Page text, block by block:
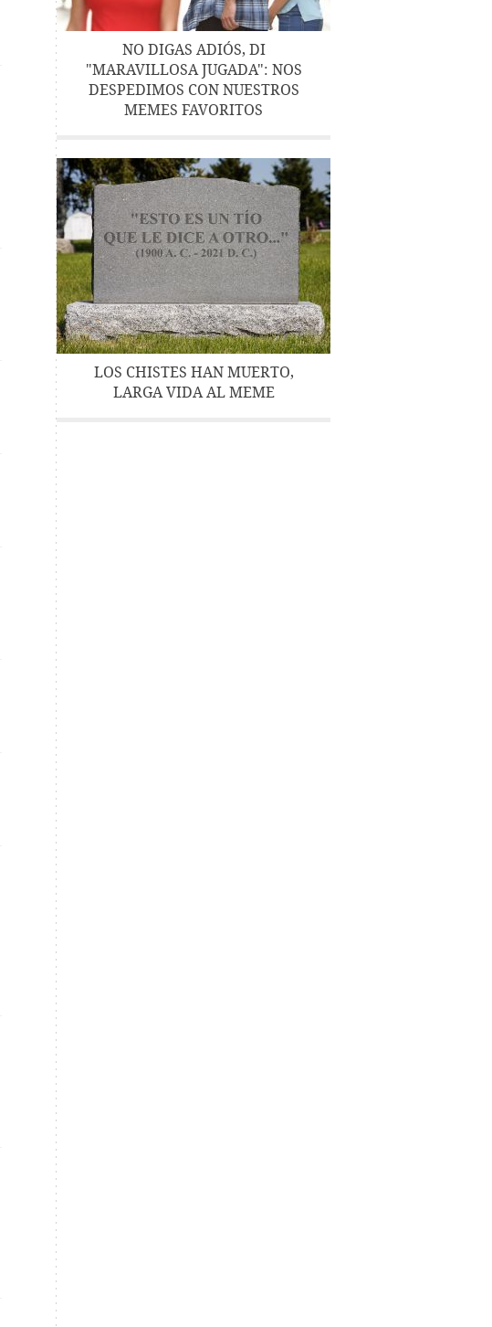
NO DIGAS ADIÓS, DI
"MARAVILLOSA JUGADA": NOS
DESPEDIMOS CON NUESTROS
MEMES FAVORITOS
LOS CHISTES HAN MUERTO,
LARGA VIDA AL MEME